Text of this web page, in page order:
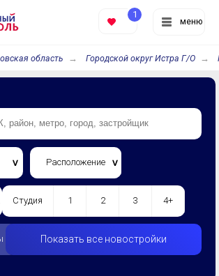
меню
1
область Городской округ Истра Г/О
Расположение
Студия 1 2 3 4+
Показать все новостройки